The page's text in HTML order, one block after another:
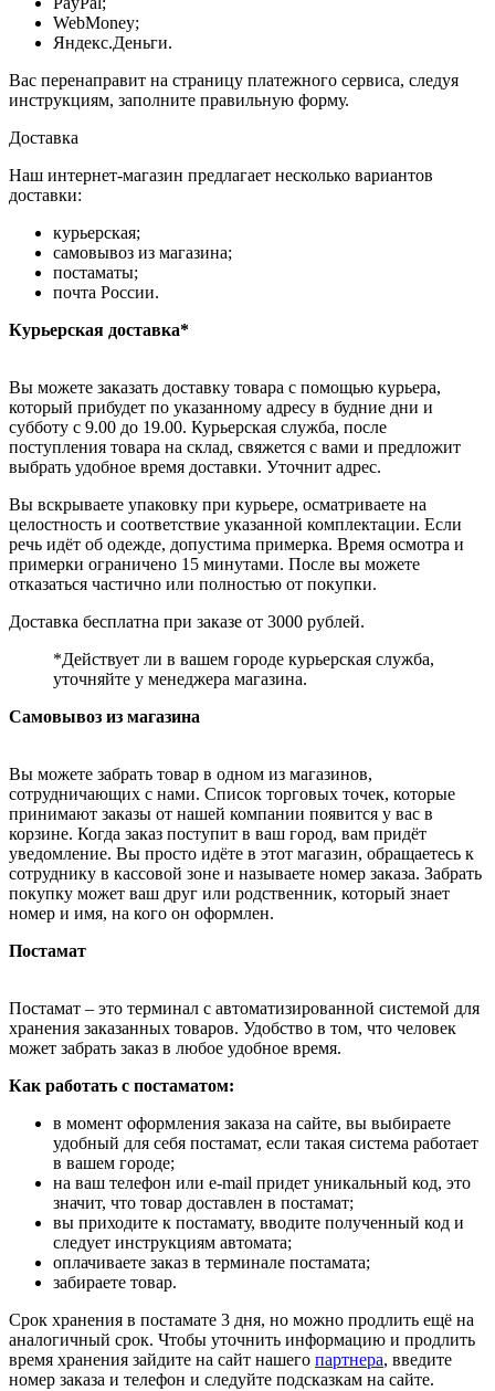
WebMoney;
Яндекс.Деньги.
Вас перенаправит на страницу платежного сервиса, следуя
инструкциям, заполните правильную форму.
Доставка
Наш интернет-магазин предлагает несколько вариантов
доставки:
курьерская;
самовывоз из магазина;
постаматы;
почта России.
Курьерская доставка*
Вы можете заказать доставку товара с помощью курьера,
который прибудет по указанному адресу в будние дни и
субботу с 9.00 до 19.00. Курьерская служба, после
поступления товара на склад, свяжется с вами и предложит
выбрать удобное время доставки. Уточнит адрес.
Вы вскрываете упаковку при курьере, осматриваете на
целостность и соответствие указанной комплектации. Если
речь идёт об одежде, допустима примерка. Время осмотра и
примерки ограничено 15 минутами. После вы можете
отказаться частично или полностью от покупки.
Доставка бесплатна при заказе от 3000 рублей.
*Действует ли в вашем городе курьерская служба,
уточняйте у менеджера магазина.
Самовывоз из магазина
Вы можете забрать товар в одном из магазинов,
сотрудничающих с нами. Список торговых точек, которые
принимают заказы от нашей компании появится у вас в
корзине. Когда заказ поступит в ваш город, вам придёт
уведомление. Вы просто идёте в этот магазин, обращаетесь к
сотруднику в кассовой зоне и называете номер заказа. Забрать
покупку может ваш друг или родственник, который знает
номер и имя, на кого он оформлен.
Постамат
Постамат – это терминал с автоматизированной системой для
хранения заказанных товаров. Удобство в том, что человек
может забрать заказ в любое удобное время.
Как работать с постаматом:
в момент оформления заказа на сайте, вы выбираете
удобный для себя постамат, если такая система работает
в вашем городе;
на ваш телефон или e-mail придет уникальный код, это
значит, что товар доставлен в постамат;
вы приходите к постамату, вводите полученный код и
следует инструкциям автомата;
оплачиваете заказ в терминале постамата;
забираете товар.
Срок хранения в постамате 3 дня, но можно продлить ещё на
аналогичный срок. Чтобы уточнить информацию и продлить
время хранения зайдите на сайт нашего партнера, введите
номер заказа и телефон и следуйте подсказкам на сайте.